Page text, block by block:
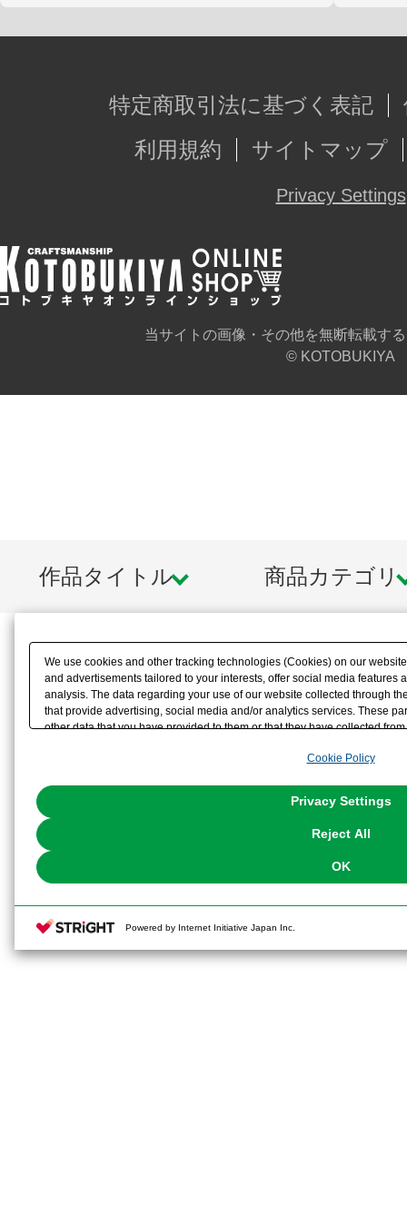
特定商取引法に基づく表記
利用規約
サイトマップ
Privacy Settings
当サイトの画像・その他を無断転載す
© KOTOBUKIYA
作品タイトル 商品カテゴリ
We use cookies and other tracking technologies (Cookies) on our
and advertisements tailored to your interests, offer social media features
analysis. The data regarding your use of our website collected through
that provide advertising, social media and/or analytics services. These
other data that you have provided to them or that they have collected
the use of all Cookies except for Strictly Necessary Cookies, please
You can change your consent or rejection settings at any time via
Cookie Policy
Privacy Settings
Reject All
OK
Powered by Internet Initiative Japan Inc.